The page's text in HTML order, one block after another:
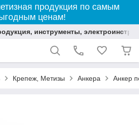
продукция по самым
ценам!
инструменты,
Крепеж, Метизы Анкера Анкер